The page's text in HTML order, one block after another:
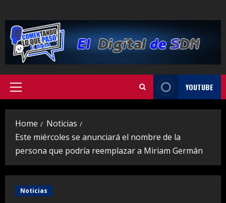
to
content
Primary
YOUTUBE
Home
Noticias
Este miércoles se anunciará el nombre de la
persona que podría reemplazar a Miriam Germán
Noticias